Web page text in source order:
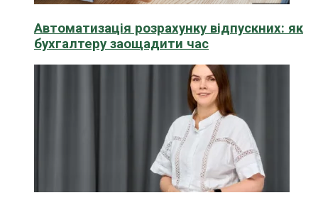
Автоматизація розрахунку відпускних: як
бухгалтеру заощадити час